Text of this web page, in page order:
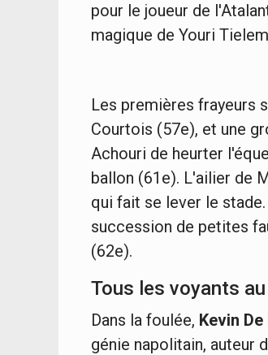
pour le joueur de
magique de Youri
Les premières frayeurs
Courtois (57e), et une
Achouri de heurter
ballon (61e). L'ailier de
qui fait se lever le
succession de petites
(62e).
Tous les voyants
Dans la foulée, Kevin
génie napolitain, auteur